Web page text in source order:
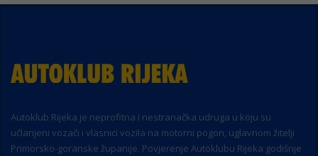
Autoklub Rijeka je neprofitna i nestranačka udruga u koju su
učlanjeni vozači i vlasnici vozila na motorni pogon, uglavnom žitelji
Primorsko-goranske županije. Povjerenje Autoklubu Rijeka godišnje